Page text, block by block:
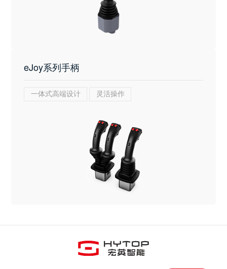
eJoy系列手柄
一体式高端设计 灵活操作